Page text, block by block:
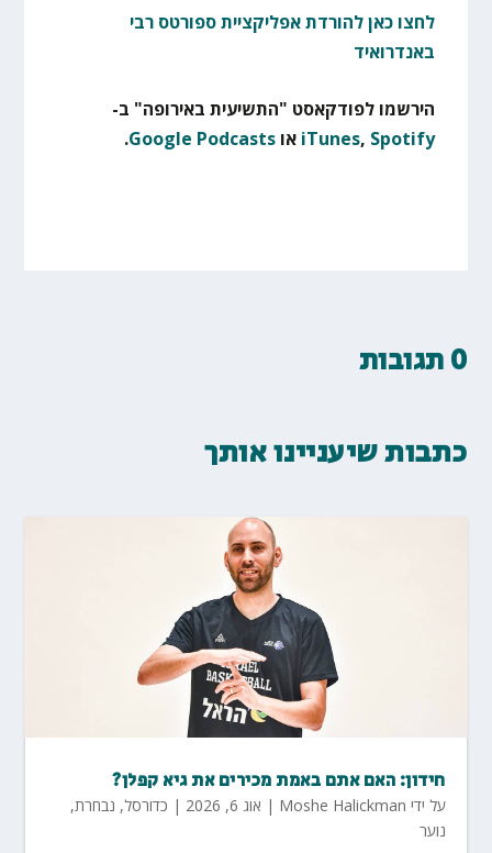
לחצו כאן להורדת אפליקציית ספורטס רבי
באנדרואיד
הירשמו לפודקאסט "התשיעית באירופה" ב-
iTunes, Spotify אוGoogle Podcasts
.
0 תגובות
כתבות שיעניינו אותך
חידון: האם אתם באמת מכירים את גיא קפלן?
על ידי Moshe Halickman
| אוג 6, 2026 | כדורסל, נבחרת,
נוער